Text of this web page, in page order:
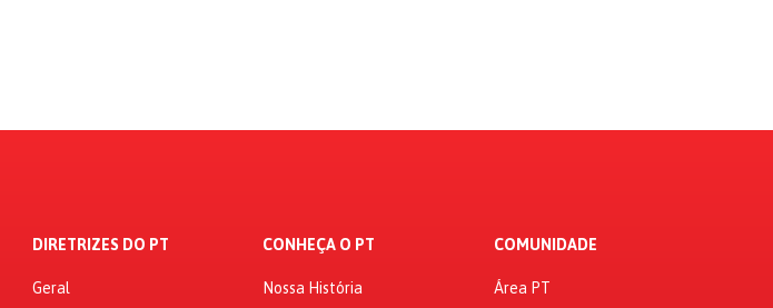
DIRETRIZES DO PT
Geral
CONHEÇA O PT
Nossa História
COMUNIDADE
Área PT